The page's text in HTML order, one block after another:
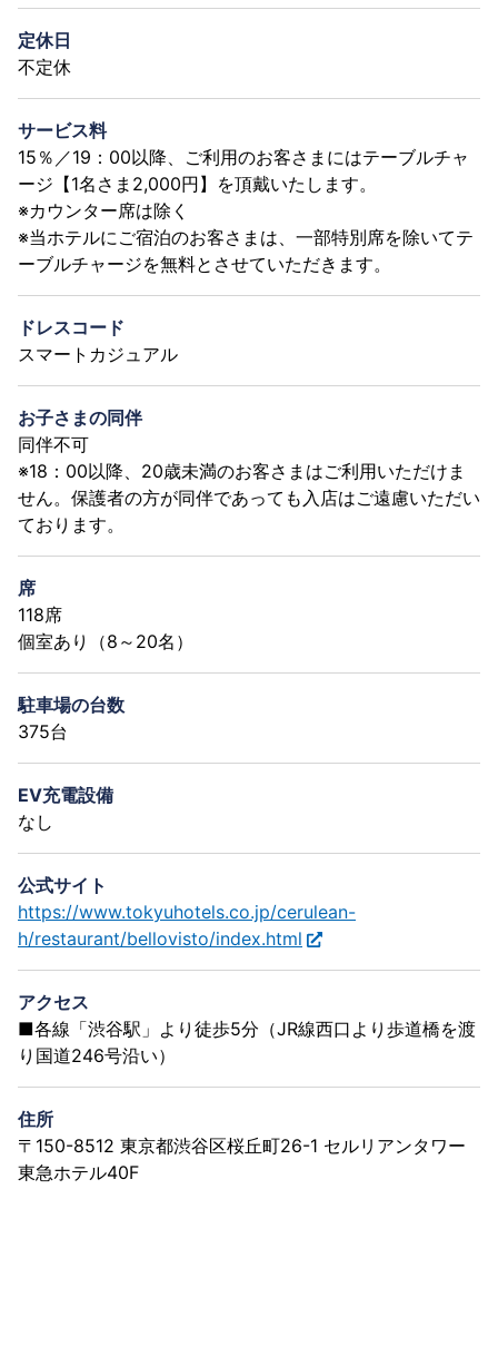
定休日
不定休
サービス料
15％／19：00以降、ご利用のお客さまにはテーブルチャ
ージ【1名さま2,000円】を頂戴いたします。
※カウンター席は除く
※当ホテルにご宿泊のお客さまは、一部特別席を除いてテ
ーブルチャージを無料とさせていただきます。
ドレスコード
スマートカジュアル
お子さまの同伴
同伴不可
※18：00以降、20歳未満のお客さまはご利用いただけま
せん。保護者の方が同伴であっても入店はご遠慮いただい
ております。
席
118席
個室あり（8～20名）
駐車場の台数
375台
EV充電設備
なし
公式サイト
https://www.tokyuhotels.co.jp/cerulean-
h/restaurant/bellovisto/index.html
アクセス
■各線「渋谷駅」より徒歩5分（JR線西口より歩道橋を渡
り国道246号沿い）
住所
〒150-8512 東京都渋谷区桜丘町26-1 セルリアンタワー
東急ホテル40F